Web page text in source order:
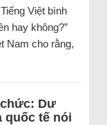
Việt bình
hay không?”
Nam cho rằng,
Dư
quốc tế nói